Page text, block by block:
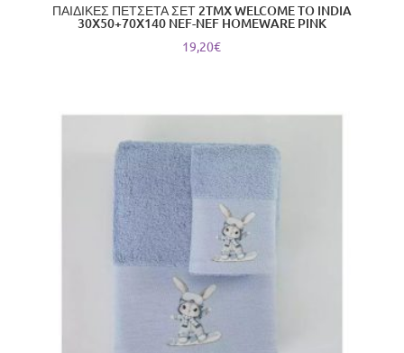
ΠΑΙΔΙΚΕΣ ΠΕΤΣΕΤΑ ΣΕΤ 2TMX WELCOME TO INDIA
30X50+70X140 NEF-NEF HOMEWARE PINK
19,20€